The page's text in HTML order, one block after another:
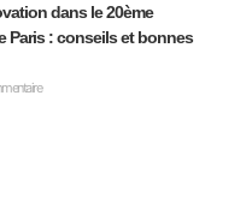
dans le 20ème
Paris : conseils et bonnes